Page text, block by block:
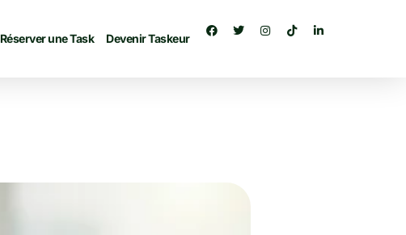
Réserver une Task Devenir Taskeur